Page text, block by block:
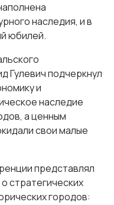
наследия, и в
юбилей.
Гулевич подчеркнул
и
наследие
а ценным
свои малые
представлял
стратегических
городов: